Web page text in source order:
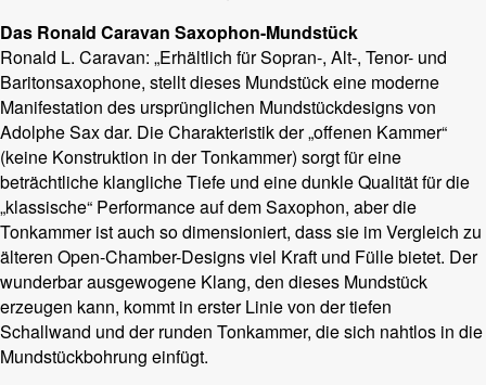
Das Ronald Caravan Saxophon-Mundstück
Ronald L. Caravan: „Erhältlich für Sopran-, Alt-, Tenor- und
Baritonsaxophone, stellt dieses Mundstück eine moderne
Manifestation des ursprünglichen Mundstückdesigns von
Adolphe Sax dar. Die Charakteristik der „offenen Kammer“
(keine Konstruktion in der Tonkammer) sorgt für eine
beträchtliche klangliche Tiefe und eine dunkle Qualität für die
„klassische“ Performance auf dem Saxophon, aber die
Tonkammer ist auch so dimensioniert, dass sie im Vergleich zu
älteren Open-Chamber-Designs viel Kraft und Fülle bietet. Der
wunderbar ausgewogene Klang, den dieses Mundstück
erzeugen kann, kommt in erster Linie von der tiefen
Schallwand und der runden Tonkammer, die sich nahtlos in die
Mundstückbohrung einfügt.